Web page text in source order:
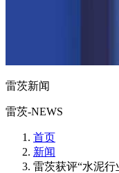
雷茨新闻
雷茨-NEWS
首页
新闻
雷茨获评“水泥行